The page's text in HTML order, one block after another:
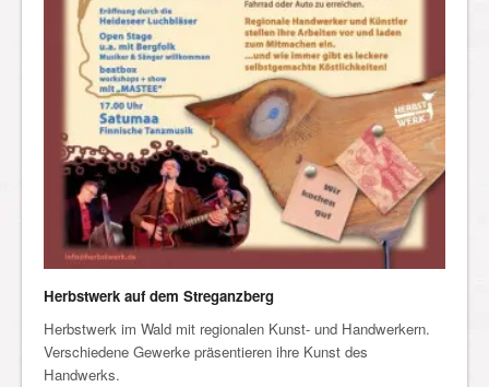
Herbstwerk auf dem Streganzberg
Herbstwerk im Wald mit regionalen Kunst- und Handwerkern.
Verschiedene Gewerke präsentieren ihre Kunst des
Handwerks.